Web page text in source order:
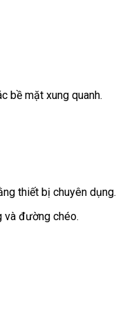
bề mặt xung quanh.
thiết bị chuyên dụng.
và đường chéo.